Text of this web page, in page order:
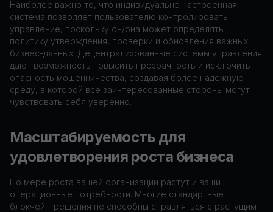
Наиболее важно то, что индивидуально настроенная
система позволяет пользователю контролировать
управление, поскольку он/она может определять
политику утверждения, проверки и обновления важных
бизнес-данных. Децентрализованные системы управления
дают возможность повысить прозрачность и исключить
опасность мошенничества, создавая более надежную
среду, в которой все заинтересованные стороны могут
чувствовать себя уверенно.
Масштабируемость для
удовлетворения роста бизнеса
По мере роста вашей организации растут и ваши
операционные потребности. Многие стандартные
блокчейн-решения не способны справляться с растущим